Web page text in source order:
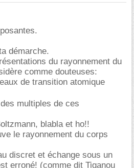
démarche.
du rayonnement du
comme douteuses:
de transition atomique
multiples de ces
blabla et ho!!
le rayonnement du corps
discret et échange sous un
erroné! (comme dit Tiganou